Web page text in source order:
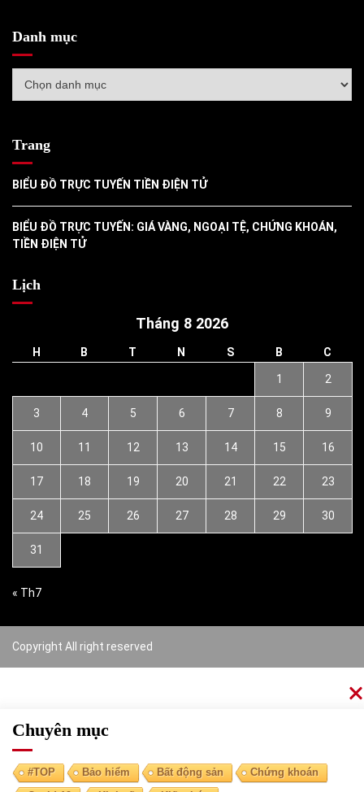
Danh mục
mục
Trang
BIỂU ĐỒ TRỰC TUYẾN TIỀN ĐIỆN TỬ
BIỂU ĐỒ TRỰC TUYẾN: GIÁ VÀNG, NGOẠI TỆ, CHỨNG KHOÁN,
TIỀN ĐIỆN TỬ
Lịch
Tháng 8 2026
H B T N S B C
1 2
3 4 5 6 7 8 9
10 11 12 13 14 15 16
17 18 19 20 21 22 23
24 25 26 27 28 29 30
31
« Th7
Copyright All right reserved
Chuyên mục
#TOP Bảo hiểm Bất động sản
Chứng khoán